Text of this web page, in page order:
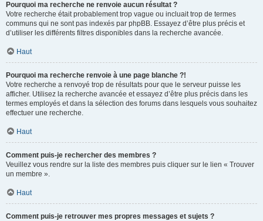
Pourquoi ma recherche ne renvoie aucun résultat ?
Votre recherche était probablement trop vague ou incluait trop de termes
communs qui ne sont pas indexés par phpBB. Essayez d’être plus précis et
d’utiliser les différents filtres disponibles dans la recherche avancée.
Haut
Pourquoi ma recherche renvoie à une page blanche ?!
Votre recherche a renvoyé trop de résultats pour que le serveur puisse les
afficher. Utilisez la recherche avancée et essayez d’être plus précis dans les
termes employés et dans la sélection des forums dans lesquels vous souhaitez
effectuer une recherche.
Haut
Comment puis-je rechercher des membres ?
Veuillez vous rendre sur la liste des membres puis cliquer sur le lien « Trouver
un membre ».
Haut
Comment puis-je retrouver mes propres messages et sujets ?